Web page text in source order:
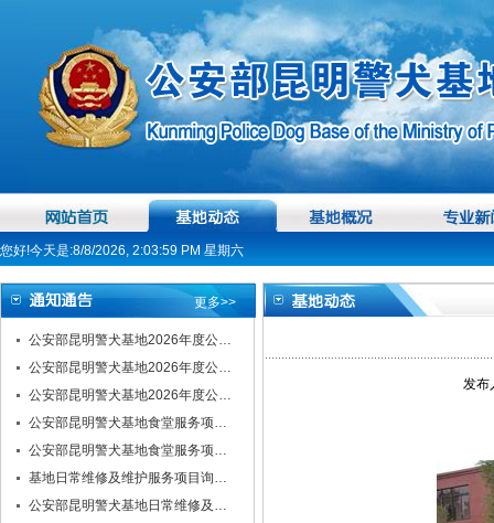
您好!今天是:8/8/2026, 2:04:00 PM 星期六
更多>>
公安部昆明警犬基地2026年度公…
公安部昆明警犬基地2026年度公…
公安部昆明警犬基地2026年度公…
公安部昆明警犬基地食堂服务项…
公安部昆明警犬基地食堂服务项…
基地日常维修及维护服务项目询…
公安部昆明警犬基地日常维修及…
发布